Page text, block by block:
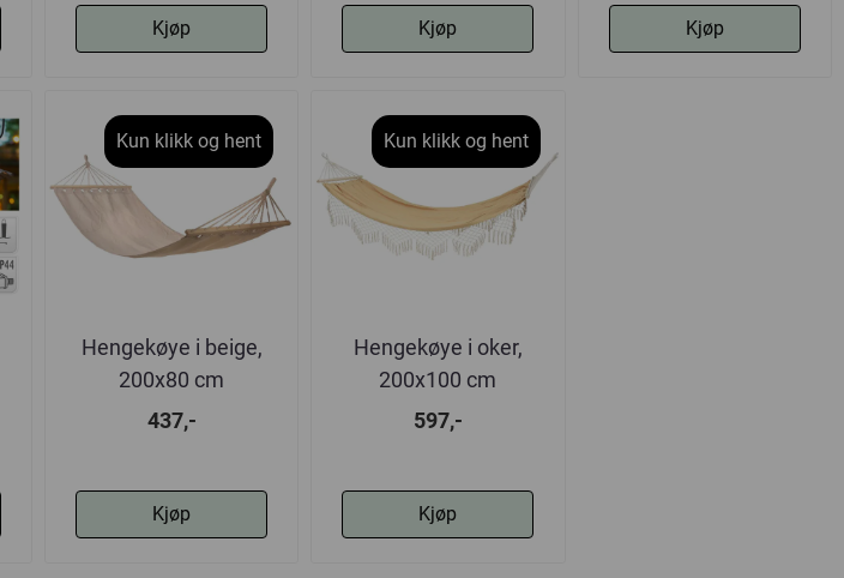
Kjøp Kjøp Kjøp
Kun klikk og hent
Hengekøye i beige,
200x80 cm
437,-
Kjøp
Kun klikk og hent
Hengekøye i oker,
200x100 cm
597,-
Kjøp